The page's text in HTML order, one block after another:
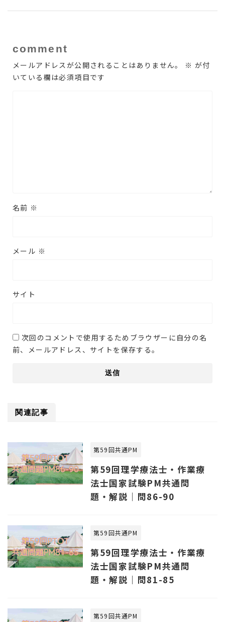
comment
メールアドレスが公開されることはありません。 ※ が付
いている欄は必須項目です
名前 ※
メール ※
サイト
次回のコメントで使用するためブラウザーに自分の名
前、メールアドレス、サイトを保存する。
関連記事
第59回共通PM
第59回理学療法士・作業療
法士国家試験PM共通問
題・解説｜問86-90
第59回共通PM
第59回理学療法士・作業療
法士国家試験PM共通問
題・解説｜問81-85
第59回共通PM